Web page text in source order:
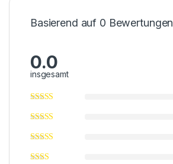
Basierend auf 0 Bewertungen
0.0
insgesamt